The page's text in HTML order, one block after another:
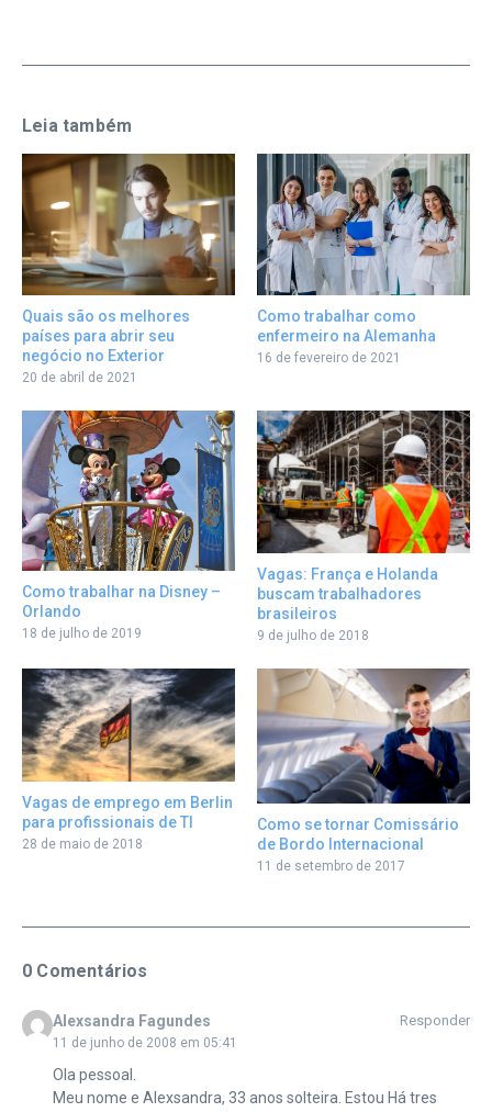
Leia também
Quais são os melhores
países para abrir seu
negócio no Exterior
20 de abril de 2021
Como trabalhar como
enfermeiro na Alemanha
16 de fevereiro de 2021
Como trabalhar na Disney –
Orlando
18 de julho de 2019
Vagas: França e Holanda
buscam trabalhadores
brasileiros
9 de julho de 2018
Vagas de emprego em Berlin
para profissionais de TI
28 de maio de 2018
Como se tornar Comissário
de Bordo Internacional
11 de setembro de 2017
0 Comentários
Alexsandra Fagundes
11 de junho de 2008 em 05:41
Responder
Ola pessoal.
Meu nome e Alexsandra, 33 anos solteira. Estou Há tres